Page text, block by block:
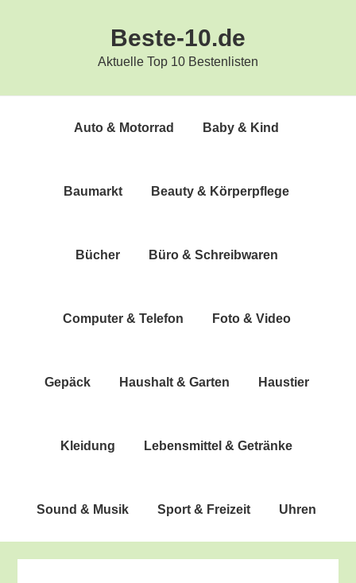
Beste-10.de
Aktuelle Top 10 Bestenlisten
Auto & Motorrad Baby & Kind
Bau­markt Beau­ty & Körperpflege
Bücher Büro & Schreibwaren
Com­pu­ter & Telefon Foto & Video
Gepäck Haus­halt & Garten Haus­tier
Klei­dung Lebens­mit­tel & Getränke
Sound & Musik Sport & Freizeit Uhren